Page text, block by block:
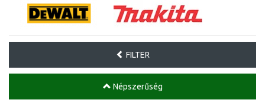
FILTER
Népszerűség